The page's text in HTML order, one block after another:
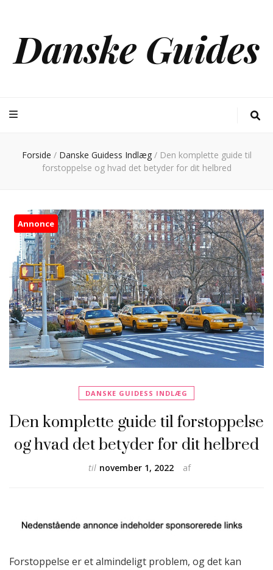
Danske Guides
Forside / Danske Guidess Indlæg / Den komplette guide til
forstoppelse og hvad det betyder for dit helbred
Annonce
DANSKE GUIDESS INDLÆG
Den komplette guide til forstoppelse
og hvad det betyder for dit helbred
af
til november 1, 2022
Forstoppelse er et almindeligt problem, og det kan